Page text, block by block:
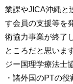
業課やJICA沖縄と
す会員の支援等を
術協力事業が終了
ところだと思いま
ジー国理学療法士
・諸外国のPTの